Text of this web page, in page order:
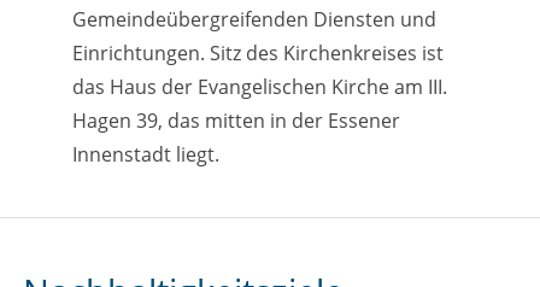
Gemeindeübergreifenden Diensten und
Einrichtungen. Sitz des Kirchenkreises ist
das Haus der Evangelischen Kirche am III.
Hagen 39, das mitten in der Essener
Innenstadt liegt.